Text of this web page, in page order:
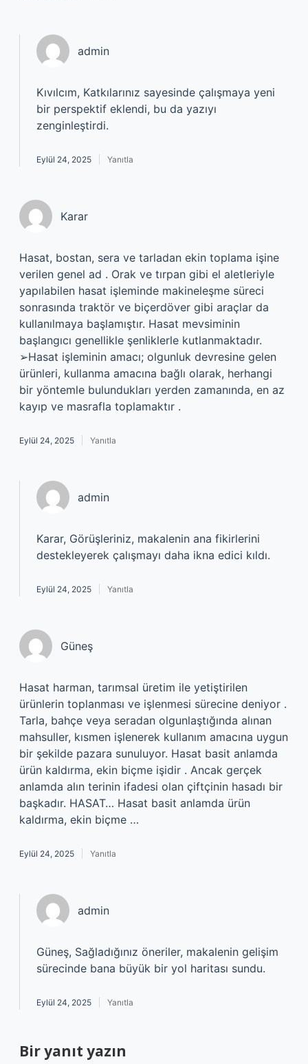
admin
Kıvılcım, Katkılarınız sayesinde çalışmaya yeni
bir perspektif eklendi, bu da yazıyı
zenginleştirdi.
Eylül 24, 2025 Yanıtla
Karar
Hasat, bostan, sera ve tarladan ekin toplama işine
verilen genel ad . Orak ve tırpan gibi el aletleriyle
yapılabilen hasat işleminde makineleşme süreci
sonrasında traktör ve biçerdöver gibi araçlar da
kullanılmaya başlamıştır. Hasat mevsiminin
başlangıcı genellikle şenliklerle kutlanmaktadır.
➢Hasat işleminin amacı; olgunluk devresine gelen
ürünleri, kullanma amacına bağlı olarak, herhangi
bir yöntemle bulundukları yerden zamanında, en az
kayıp ve masrafla toplamaktır .
Eylül 24, 2025 Yanıtla
admin
Karar, Görüşleriniz, makalenin ana fikirlerini
destekleyerek çalışmayı daha ikna edici kıldı.
Eylül 24, 2025 Yanıtla
Güneş
Hasat harman, tarımsal üretim ile yetiştirilen
ürünlerin toplanması ve işlenmesi sürecine deniyor .
Tarla, bahçe veya seradan olgunlaştığında alınan
mahsuller, kısmen işlenerek kullanım amacına uygun
bir şekilde pazara sunuluyor. Hasat basit anlamda
ürün kaldırma, ekin biçme işidir . Ancak gerçek
anlamda alın terinin ifadesi olan çiftçinin hasadı bir
başkadır. HASAT… Hasat basit anlamda ürün
kaldırma, ekin biçme …
Eylül 24, 2025 Yanıtla
admin
Güneş, Sağladığınız öneriler, makalenin gelişim
sürecinde bana büyük bir yol haritası sundu.
Eylül 24, 2025 Yanıtla
Bir yanıt yazın